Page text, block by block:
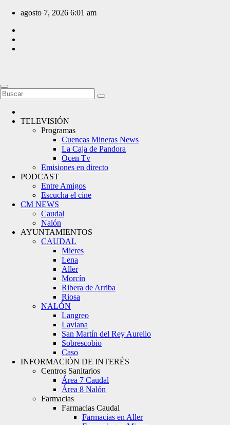
Saltar
contenido
agosto 7, 2026 6:01 am
TELEVISIÓN
Programas
Cuencas Mineras News
La Caja de Pandora
Ocen Tv
Emisiones en directo
PODCAST
Entre Amigos
Escucha el cine
CM NEWS
Caudal
Nalón
AYUNTAMIENTOS
CAUDAL
Mieres
Lena
Aller
Morcín
Ribera de Arriba
Riosa
NALÓN
Langreo
Laviana
San Martín del Rey Aurelio
Sobrescobio
Caso
INFORMACIÓN DE INTERÉS
Centros Sanitarios
Área 7 Caudal
Área 8 Nalón
Farmacias
Farmacias Caudal
Farmacias en Aller